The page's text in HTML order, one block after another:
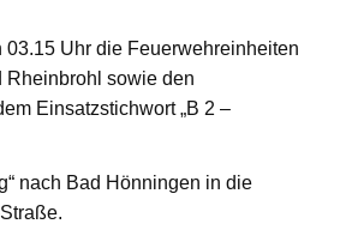
03.15 Uhr die Feuerwehreinheiten
Rheinbrohl sowie den
Einsatzstichwort „B 2 –
nach Bad Hönningen in die